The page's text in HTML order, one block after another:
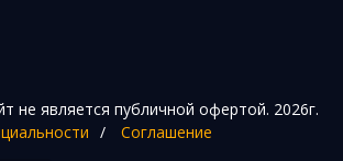
не является публичной офертой. 2026г.
/ Соглашение